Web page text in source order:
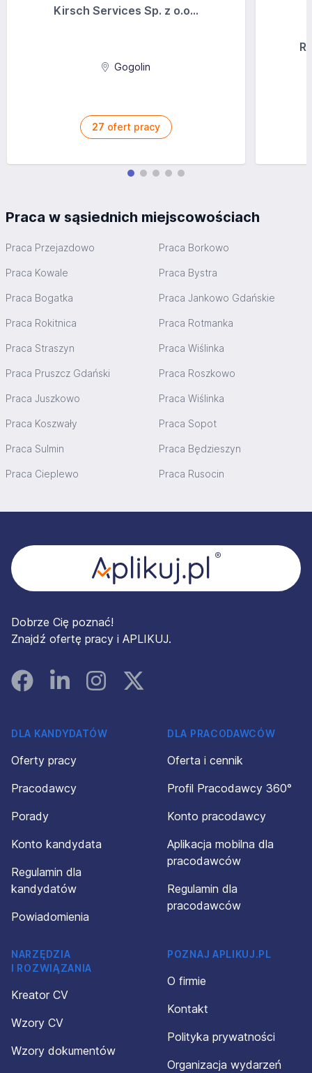
Kirsch Services Sp. z o.o...
Gogolin
27 ofert pracy
Praca w sąsiednich miejscowościach
Praca Przejazdowo Praca Borkowo
Praca Kowale Praca Bystra
Praca Bogatka Praca Jankowo Gdańskie
Praca Rokitnica Praca Rotmanka
Praca Straszyn Praca Wiślinka
Praca Pruszcz Gdański Praca Roszkowo
Praca Juszkowo Praca Wiślinka
Praca Koszwały Praca Sopot
Praca Sulmin Praca Będzieszyn
Praca Cieplewo Praca Rusocin
Dobrze Cię poznać!
Znajdź ofertę pracy i APLIKUJ.
FacebookLinked InInstagramInstagram
DLA KANDYDATÓW
Oferty pracy
Pracodawcy
Porady
Konto kandydata
Regulamin dla
kandydatów
Powiadomienia
DLA PRACODAWCÓW
Oferta i cennik
Profil Pracodawcy 360°
Konto pracodawcy
Aplikacja mobilna dla
pracodawców
Regulamin dla
pracodawców
NARZĘDZIA
I ROZWIĄZANIA
Kreator CV
Wzory CV
Wzory dokumentów
POZNAJ APLIKUJ.PL
O firmie
Kontakt
Polityka prywatności
Organizacja wydarzeń